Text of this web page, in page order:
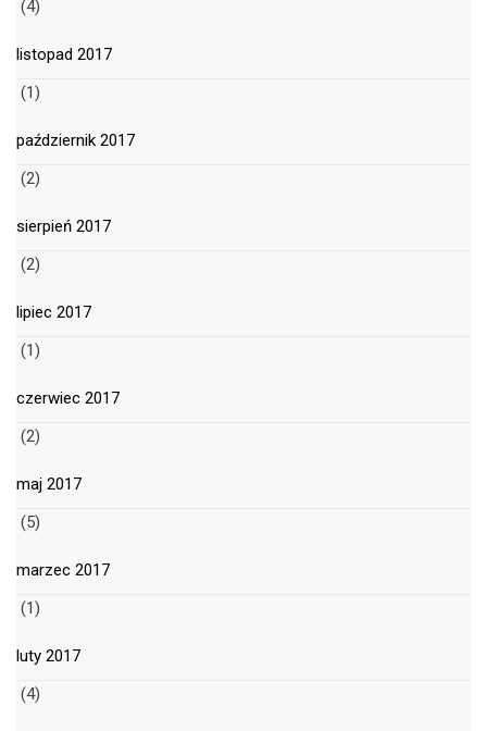
(4)
listopad 2017
(1)
październik 2017
(2)
sierpień 2017
(2)
lipiec 2017
(1)
czerwiec 2017
(2)
maj 2017
(5)
marzec 2017
(1)
luty 2017
(4)